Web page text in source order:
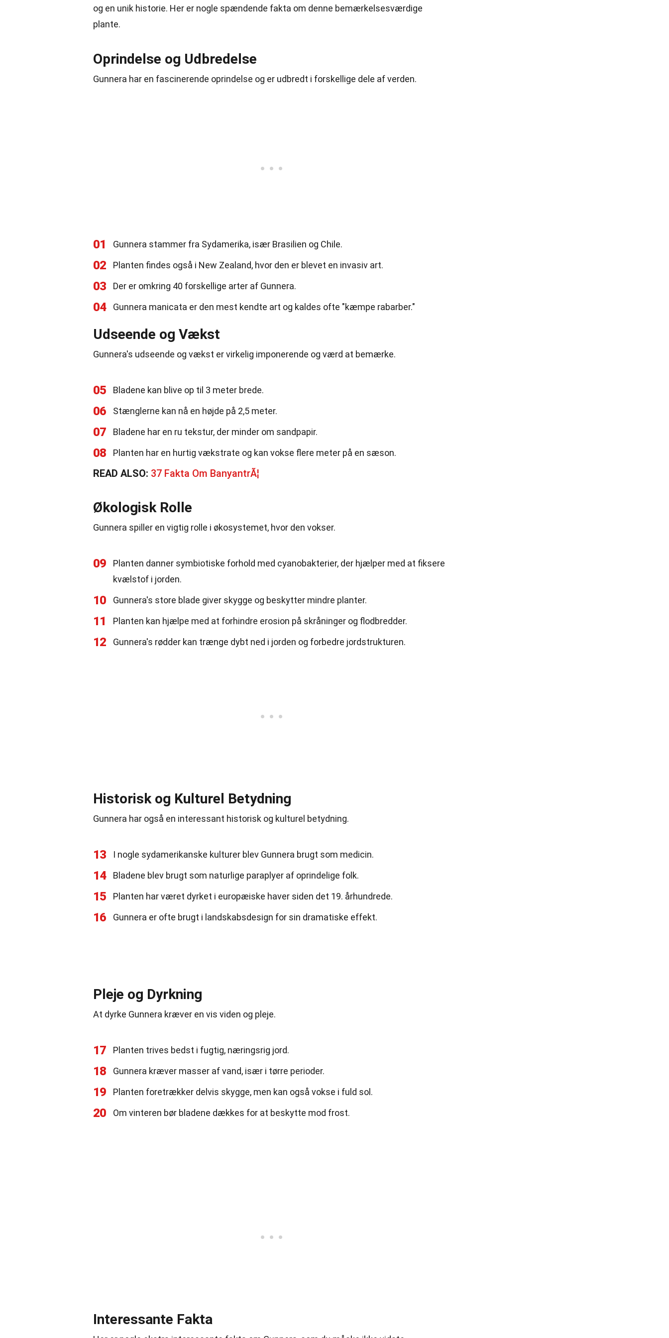
og en unik historie. Her er nogle spændende fakta om denne bemærkelsesværdige
plante.
Oprindelse og Udbredelse
Gunnera har en fascinerende oprindelse og er udbredt i forskellige dele af verden.
01 Gunnera stammer fra Sydamerika, især Brasilien og Chile.
02 Planten findes også i New Zealand, hvor den er blevet en invasiv art.
03 Der er omkring 40 forskellige arter af Gunnera.
04 Gunnera manicata er den mest kendte art og kaldes ofte "kæmpe rabarber."
Udseende og Vækst
Gunnera's udseende og vækst er virkelig imponerende og værd at bemærke.
05 Bladene kan blive op til 3 meter brede.
06 Stænglerne kan nå en højde på 2,5 meter.
07 Bladene har en ru tekstur, der minder om sandpapir.
08 Planten har en hurtig vækstrate og kan vokse flere meter på en sæson.
READ ALSO: 37 Fakta Om BanyantrÃ¦
Økologisk Rolle
Gunnera spiller en vigtig rolle i økosystemet, hvor den vokser.
09
Planten danner symbiotiske forhold med cyanobakterier, der hjælper med at fiksere
kvælstof i jorden.
10 Gunnera's store blade giver skygge og beskytter mindre planter.
11 Planten kan hjælpe med at forhindre erosion på skråninger og flodbredder.
12 Gunnera's rødder kan trænge dybt ned i jorden og forbedre jordstrukturen.
Historisk og Kulturel Betydning
Gunnera har også en interessant historisk og kulturel betydning.
13 I nogle sydamerikanske kulturer blev Gunnera brugt som medicin.
14 Bladene blev brugt som naturlige paraplyer af oprindelige folk.
15 Planten har været dyrket i europæiske haver siden det 19. århundrede.
16 Gunnera er ofte brugt i landskabsdesign for sin dramatiske effekt.
Pleje og Dyrkning
At dyrke Gunnera kræver en vis viden og pleje.
17 Planten trives bedst i fugtig, næringsrig jord.
18 Gunnera kræver masser af vand, især i tørre perioder.
19 Planten foretrækker delvis skygge, men kan også vokse i fuld sol.
20 Om vinteren bør bladene dækkes for at beskytte mod frost.
Interessante Fakta